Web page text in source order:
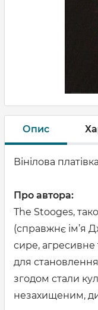
Опис
Вінілова платівка
Про автора:
The Stooges,
(справжнє ім’я
сире, агресивне
для
згодом стали
незахищеним,